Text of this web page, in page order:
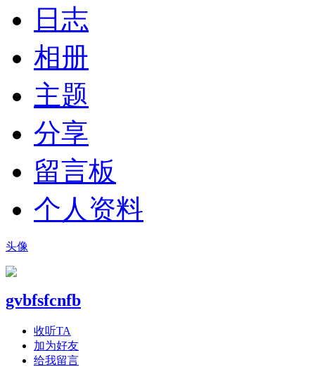
日志
相册
主题
分享
留言板
个人资料
头像
gvbfsfcnfb
收听TA
加为好友
给我留言